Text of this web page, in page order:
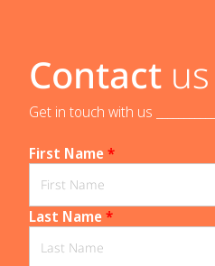
Contact us
Get in touch with us
First Name*
Last Name*